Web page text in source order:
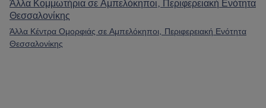
Άλλα Κομμωτήρια σε Αμπελόκηποι, Περιφερειακή Ενότητα
Θεσσαλονίκης
Άλλα Κέντρα Ομορφιάς σε Αμπελόκηποι, Περιφερειακή Ενότητα
Θεσσαλονίκης